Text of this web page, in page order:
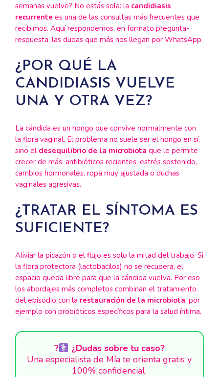
semanas vuelve? No estás sola: la candidiasis
recurrente es una de las consultas más frecuentes que
recibimos. Aquí respondemos, en formato pregunta-
respuesta, las dudas que más nos llegan por WhatsApp.
¿POR QUÉ LA
CANDIDIASIS VUELVE
UNA Y OTRA VEZ?
La cándida es un hongo que convive normalmente con
la flora vaginal. El problema no suele ser el hongo en sí,
sino el desequilibrio de la microbiota que le permite
crecer de más: antibióticos recientes, estrés sostenido,
cambios hormonales, ropa muy ajustada o duchas
vaginales agresivas.
¿TRATAR EL SÍNTOMA ES
SUFICIENTE?
Aliviar la picazón o el flujo es solo la mitad del trabajo. Si
la flora protectora (lactobacilos) no se recupera, el
espacio queda libre para que la cándida vuelva. Por eso
los abordajes más completos combinan el tratamiento
del episodio con la restauración de la microbiota, por
ejemplo con probióticos específicos para la salud íntima.
?‍
¿Dudas sobre tu caso?
Una especialista de Mía te orienta gratis y
100% confidencial.